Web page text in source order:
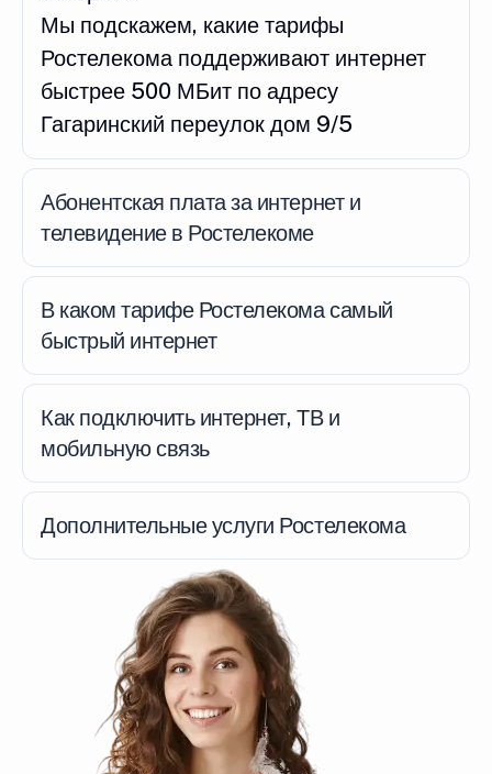
Мы подскажем, какие тарифы
Ростелекома поддерживают интернет
быстрее 500 МБит по адресу
Гагаринский переулок дом 9/5
Абонентская плата за интернет и
телевидение в Ростелекоме
В каком тарифе Ростелекома самый
быстрый интернет
Как подключить интернет, ТВ и
мобильную связь
Дополнительные услуги Ростелекома